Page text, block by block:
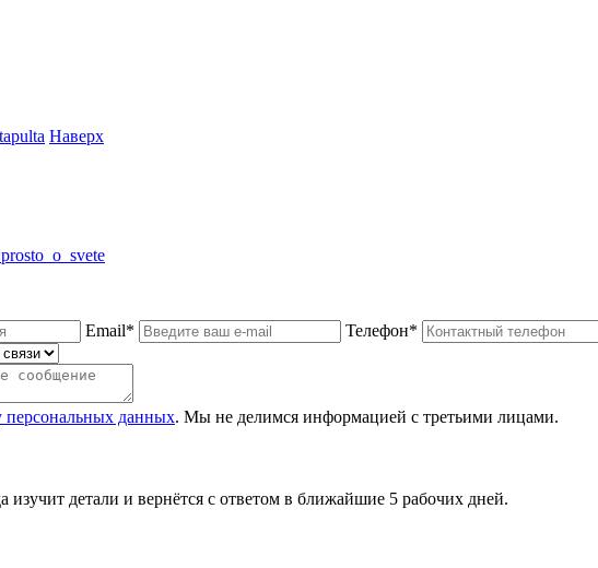
Наверх
Email*
Телефон*
персональных данных. Мы не делимся информацией с третьими лицами.
детали и вернётся с ответом в ближайшие 5 рабочих дней.